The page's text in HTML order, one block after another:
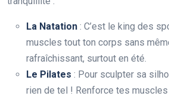
La Natation : C’est le king des
muscles tout ton corps sans
rafraîchissant, surtout en été.
Le Pilates : Pour sculpter sa
rien de tel ! Renforce tes